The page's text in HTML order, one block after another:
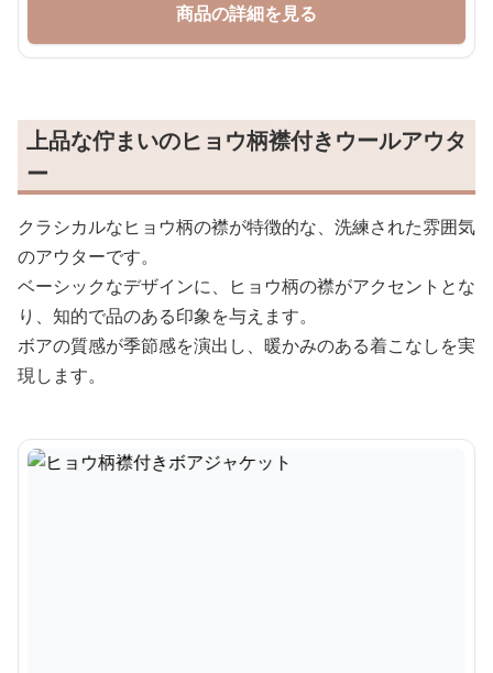
商品の詳細を見る
上品な佇まいのヒョウ柄襟付きウールアウタ
ー
クラシカルなヒョウ柄の襟が特徴的な、洗練された雰囲気
のアウターです。
ベーシックなデザインに、ヒョウ柄の襟がアクセントとな
り、知的で品のある印象を与えます。
ボアの質感が季節感を演出し、暖かみのある着こなしを実
現します。